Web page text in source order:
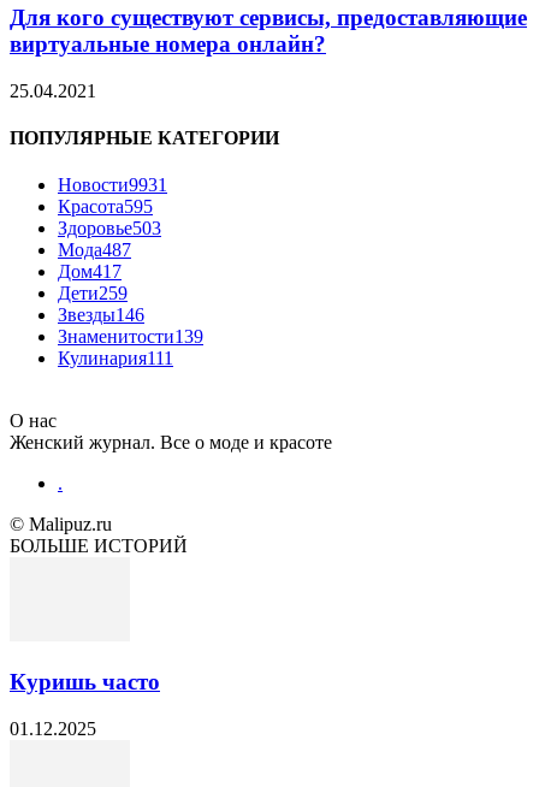
Для кого существуют сервисы, предоставляющие
виртуальные номера онлайн?
25.04.2021
ПОПУЛЯРНЫЕ КАТЕГОРИИ
Новости9931
Красота595
Здоровье503
Мода487
Дом417
Дети259
Звезды146
Знаменитости139
Кулинария111
О нас
Женский журнал. Все о моде и красоте
.
© Malipuz.ru
БОЛЬШЕ ИСТОРИЙ
Куришь часто
01.12.2025